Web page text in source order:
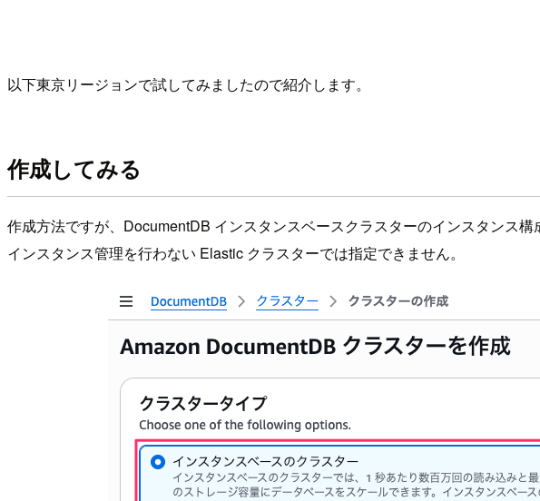
以下東京リージョンで試してみましたので紹介します。
作成してみる
作成方法ですが、DocumentDB インスタンスベースクラスターのインスタンス構
インスタンス管理を行わない Elastic クラスターでは指定できません。